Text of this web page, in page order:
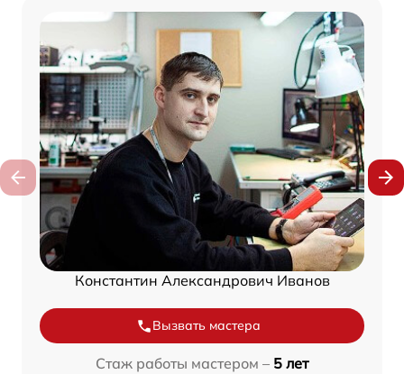
Константин Александрович Иванов
Вызвать мастера
Стаж работы мастером – 5 лет